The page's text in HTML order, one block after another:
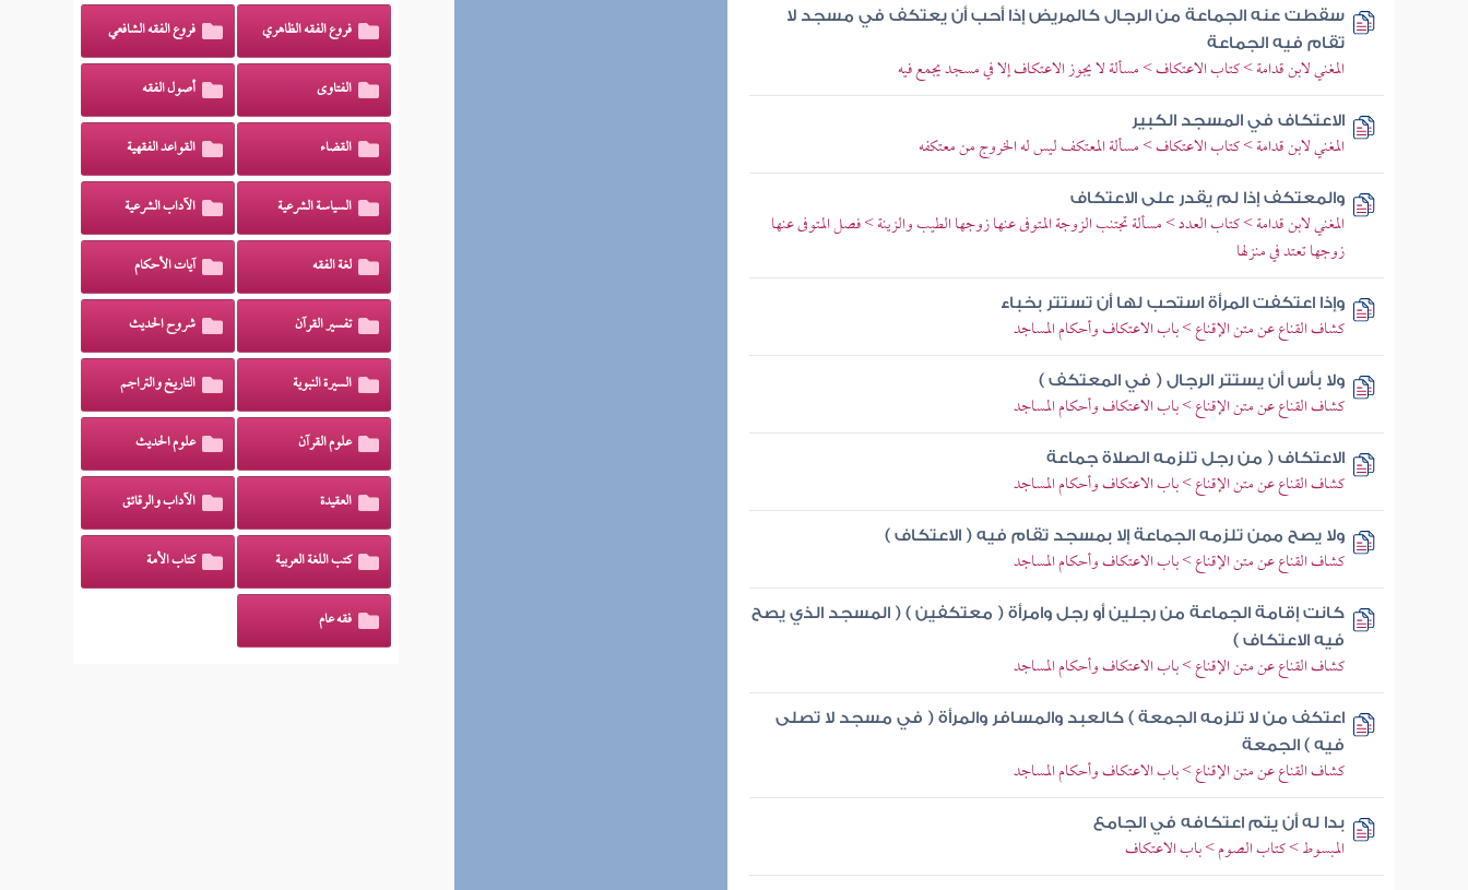
سقطت عنه الجماعة من الرجال كالمريض إذا أحب أن يعتكف في مسجد لا
تقام فيه الجماعة
المغني لابن قدامة > كتاب الاعتكاف > مسألة لا يجوز الاعتكاف إلا في مسجد يجمع فيه
الاعتكاف في المسجد الكبير
المغني لابن قدامة > كتاب الاعتكاف > مسألة المعتكف ليس له الخروج من معتكفه
والمعتكف إذا لم يقدر على الاعتكاف
المغني لابن قدامة > كتاب العدد > مسألة تجتنب الزوجة المتوفى عنها زوجها الطيب والزينة > فصل المتوفى عنها
زوجها تعتد في منزلها
وإذا اعتكفت المرأة استحب لها أن تستتر بخباء
كشاف القناع عن متن الإقناع > باب الاعتكاف وأحكام المساجد
ولا بأس أن يستتر الرجال ( في المعتكف )
كشاف القناع عن متن الإقناع > باب الاعتكاف وأحكام المساجد
الاعتكاف ( من رجل تلزمه الصلاة جماعة
كشاف القناع عن متن الإقناع > باب الاعتكاف وأحكام المساجد
ولا يصح ممن تلزمه الجماعة إلا بمسجد تقام فيه ( الاعتكاف )
كشاف القناع عن متن الإقناع > باب الاعتكاف وأحكام المساجد
كانت إقامة الجماعة من رجلين أو رجل وامرأة ( معتكفين ) ( المسجد الذي يصح
فيه الاعتكاف )
كشاف القناع عن متن الإقناع > باب الاعتكاف وأحكام المساجد
اعتكف من لا تلزمه الجمعة ) كالعبد والمسافر والمرأة ( في مسجد لا تصلى
فيه ) الجمعة
كشاف القناع عن متن الإقناع > باب الاعتكاف وأحكام المساجد
بدا له أن يتم اعتكافه في الجامع
المبسوط > كتاب الصوم > باب الاعتكاف
فروع الفقه الظاهري فروع الفقه الشافعي
الفتاوى أصول الفقه
القضاء القواعد الفقهية
السياسة الشرعية الآداب الشرعية
لغة الفقه آيات الأحكام
تفسير القرآن شروح الحديث
السيرة النبوية التاريخ والتراجم
علوم القرآن علوم الحديث
العقيدة الآداب والرقائق
كتب اللغة العربية كتاب الأمة
فقه عام